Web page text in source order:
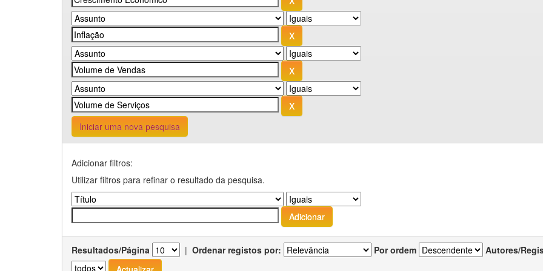
Iniciar uma nova pesquisa
Adicionar filtros:
Utilizar filtros para refinar o resultado da pesquisa.
Resultados/Página | Ordenar registos por: Por ordem Autores/